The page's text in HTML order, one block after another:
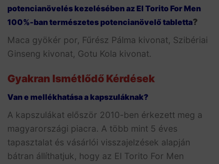
potencianövelés kezelésében az El Torito For Men
100%-ban természetes potencianövelő tabletta?
Maca gyökér por, Fűrész Pálma kivonat, Szibériai
Ginseng kivonat, Gotu Kola kivonat.
Gyakran Ismétlődő Kérdések
Van e mellékhatása a kapszuláknak?
A kapszulákat először 2010-ben érkezett meg a
magyarországi piacra. A több mint 5 éves
tapasztalat és vásárlói visszajelzések alapján
bátran állíthatjuk, hogy az El Torito For Men